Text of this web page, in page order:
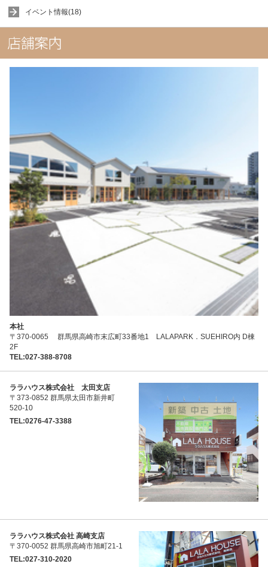
イベント情報(18)
本社
〒370-0065 群馬県高崎市末広町33番地1 LALAPARK．SUEHIRO内 D棟
2F
TEL:027-388-8708
ララハウス株式会社 太田支店
〒373-0852 群馬県太田市新井町
520-10
TEL:0276-47-3388
ララハウス株式会社 高崎支店
〒370-0052 群馬県高崎市旭町21-1
TEL:027-310-2020